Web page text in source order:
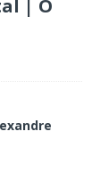
| O